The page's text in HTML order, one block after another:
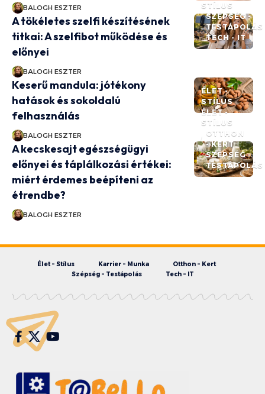
BALOGH ESZTER
STÍLUS
SZÉPSÉG -
TESTÁPOLÁS
TECH - IT
A tökéletes szelfi készítésének
titkai: A szelfibot működése és
előnyei
BALOGH ESZTER
ÉLET -
STÍLUS
Keserű mandula: jótékony
hatások és sokoldalú
felhasználás
BALOGH ESZTER
ÉLET -
STÍLUS
OTTHON
- KERT
SZÉPSÉG -
TESTÁPOLÁS
A kecskesajt egészségügyi
előnyei és táplálkozási értékei:
miért érdemes beépíteni az
étrendbe?
BALOGH ESZTER
Élet – Stílus Karrier – Munka
Otthon – Kert
Szépség – Testápolás
Tech – IT